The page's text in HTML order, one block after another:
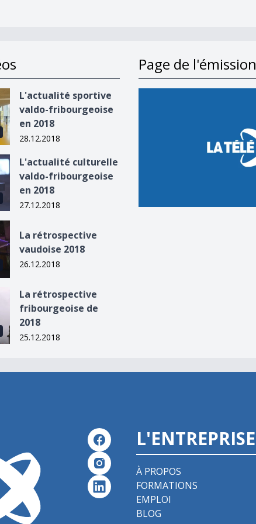
valdo-fribourgeoise en 2018
L'actualité sportive
valdo-fribourgeoise
en 2018
28.12.2018
valdo-fribourgeoise en 2018
L'actualité culturelle
valdo-fribourgeoise
en 2018
27.12.2018
2018
La rétrospective
vaudoise 2018
26.12.2018
de 2018
La rétrospective
fribourgeoise de
2018
25.12.2018
Page de l'émission
L'ENTREPRISE
À PROPOS
FORMATIONS
EMPLOI
BLOG